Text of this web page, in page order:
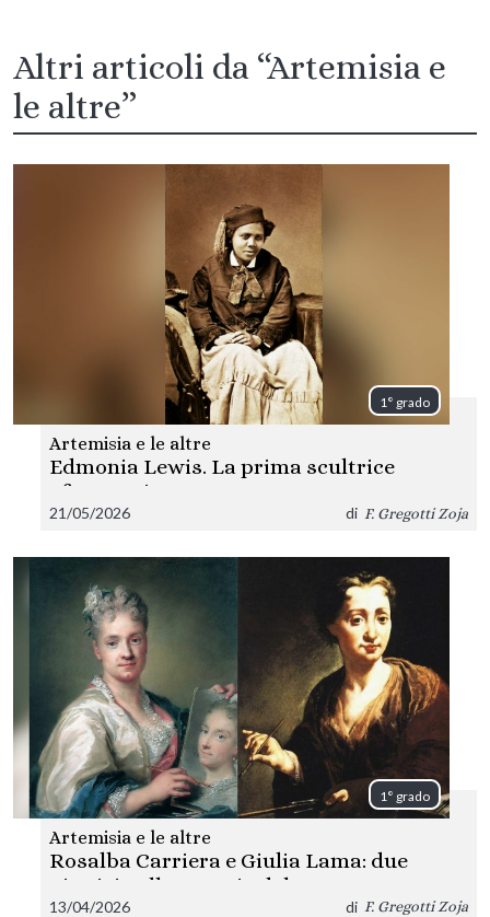
Altri articoli da “Artemisia e
le altre”
1° grado
Artemisia e le altre
Edmonia Lewis. La prima scultrice
afroamericana
21/05/2026 di F. Gregotti Zoja
1° grado
Artemisia e le altre
Rosalba Carriera e Giulia Lama: due
pittrici nella Venezia del Settecento
13/04/2026 di F. Gregotti Zoja